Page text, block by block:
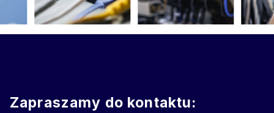
Zapraszamy do kontaktu: